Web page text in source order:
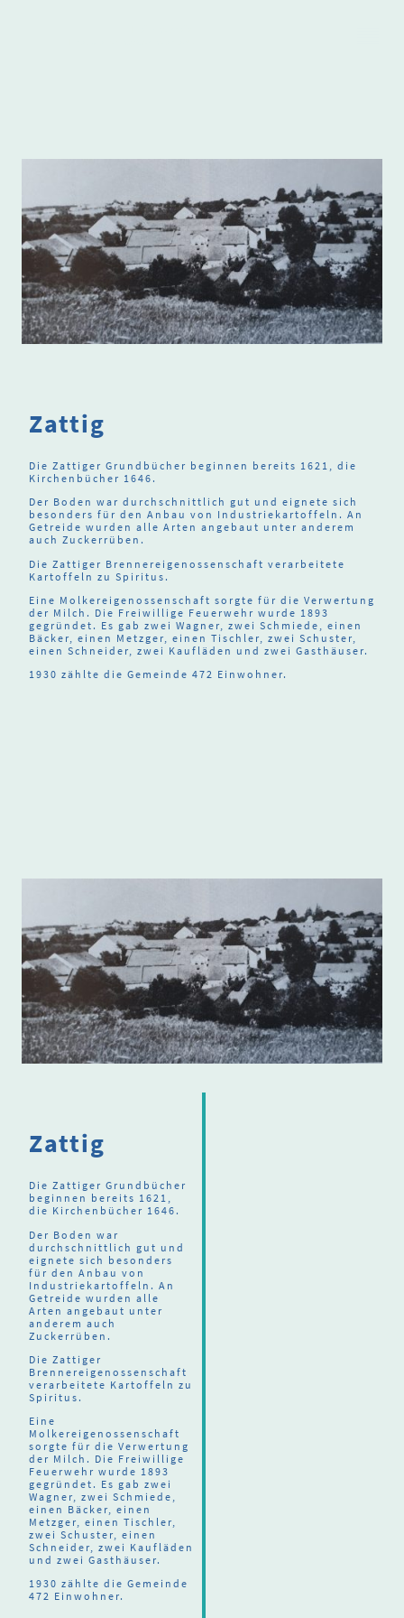
Zattig
Die Zattiger Grundbücher beginnen bereits 1621, die
Kirchenbücher 1646.
Der Boden war durchschnittlich gut und eignete sich
besonders für den Anbau von Industriekartoffeln. An
Getreide wurden alle Arten angebaut unter anderem
auch Zuckerrüben.
Die Zattiger Brennereigenossenschaft verarbeitete
Kartoffeln zu Spiritus.
Eine Molkereigenossenschaft sorgte für die Verwertung
der Milch. Die Freiwillige Feuerwehr wurde 1893
gegründet. Es gab zwei Wagner, zwei Schmiede, einen
Bäcker, einen Metzger, einen Tischler, zwei Schuster,
einen Schneider, zwei Kaufläden und zwei Gasthäuser.
1930 zählte die Gemeinde 472 Einwohner.
Zattig
Die Zattiger Grundbücher
beginnen bereits 1621,
die Kirchenbücher 1646.
Der Boden war
durchschnittlich gut und
eignete sich besonders
für den Anbau von
Industriekartoffeln. An
Getreide wurden alle
Arten angebaut unter
anderem auch
Zuckerrüben.
Die Zattiger
Brennereigenossenschaft
verarbeitete Kartoffeln zu
Spiritus.
Eine
Molkereigenossenschaft
sorgte für die Verwertung
der Milch. Die Freiwillige
Feuerwehr wurde 1893
gegründet. Es gab zwei
Wagner, zwei Schmiede,
einen Bäcker, einen
Metzger, einen Tischler,
zwei Schuster, einen
Schneider, zwei Kaufläden
und zwei Gasthäuser.
1930 zählte die Gemeinde
472 Einwohner.